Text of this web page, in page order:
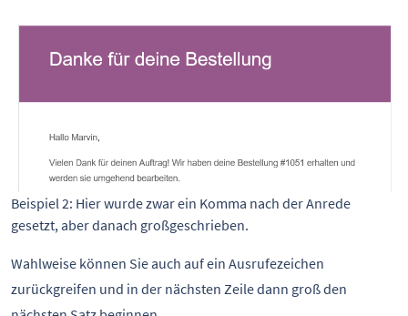
Beispiel 2: Hier wurde zwar ein Komma nach der Anrede
gesetzt, aber danach großgeschrieben.
Wahlweise können Sie auch auf ein Ausrufezeichen
zurückgreifen und in der nächsten Zeile dann groß den